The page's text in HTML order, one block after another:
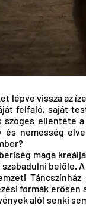
lépve vissza az
felfaló, saját
ellentéte
nemesség
maga
belőle.
formák
alól senki